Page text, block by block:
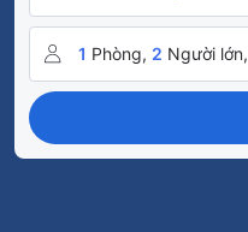
1 Phòng, 2 Người lớn,